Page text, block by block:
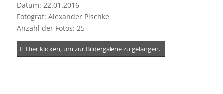
Datum: 22.01.2016
Fotograf: Alexander Pischke
Anzahl der Fotos: 25
Hier klicken, um zur Bildergalerie zu gelangen.